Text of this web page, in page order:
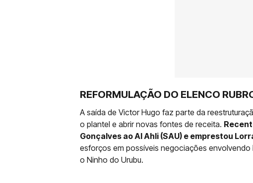
REFORMULAÇÃO DO ELENCO
A saída de Victor Hugo faz parte da
o plantel e abrir novas fontes de receita.
Gonçalves ao Al Ahli (SAU) e emprestou
esforços em possíveis negociações
o Ninho do Urubu.